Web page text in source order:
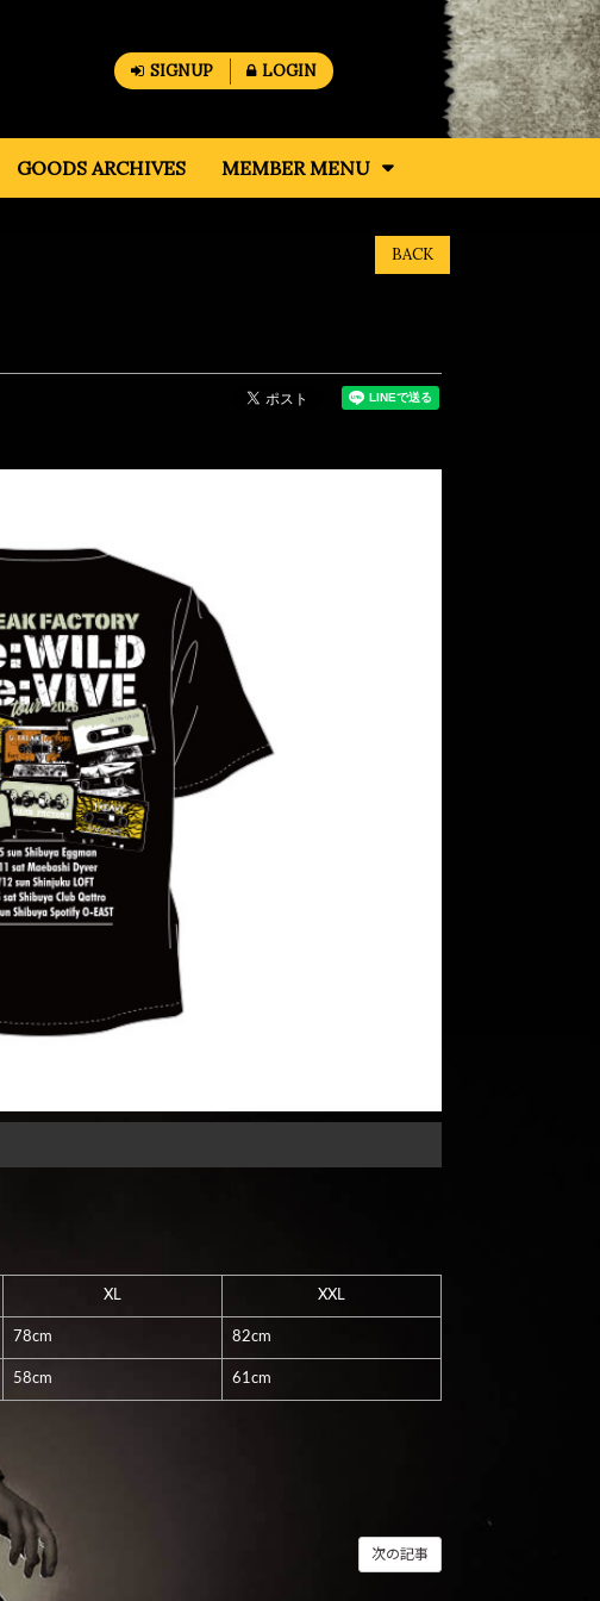
SIGNUP LOGIN
GOODS ARCHIVES MEMBER MENU
BACK
XL XXL
78cm 82cm
58cm 61cm
次の記事